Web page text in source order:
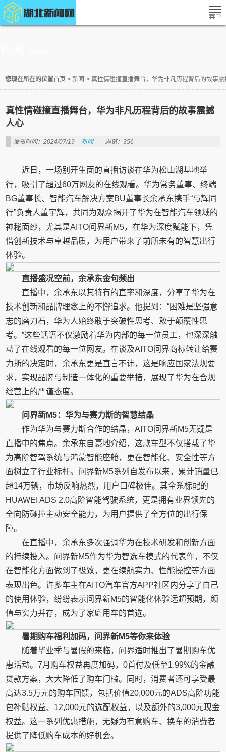
您现在所在的位置首页 > 新闻 > 真性情碰撞直播舞台，华为非凡历程背后的故事
真性情碰撞直播舞台，华为非凡历程背后的故事震撼
人心
发布时间：2024/07/19 新闻 浏览：356
近日，一场别开生面的直播访谈在华为松山湖基地举
行，吸引了超过60万网友的在线观看。华为常务董事、终端
BG董事长、智能汽车解决方案BU董事长余承东携手“与辉同
行”负责人董宇辉，共同为观众揭开了华为在智能汽车领域的
神秘面纱，尤其是AITO问界新M5，在华为深度赋能下，凭
借创新技术与卓越品质，为用户带来了前所未有的智慧出行
体验。
直播盛况空前，余承东金句频出
直播中，余承东以其特有的直率和深度，分享了华为在
技术创新和品牌理念上的不懈追求。他提到：“困难是坚强意
志的磨刀石，华为人始终敢于突破性思考、敢于颠覆性思
考。”这些话语不仅激励着华为内部的每一位员工，也深深触
动了在线观看的每一位网友。在谈及AITO问界商标转让给赛
力斯的决定时，余承东更是直言不讳，这是响应国家法规要
求，实现品牌与制造一体化的重要举措，展现了华为在合规
经营上的严谨态度。
问界新M5：华为与赛力斯的智慧结晶
作为华为与赛力斯合作的结晶，AITO问界新M5无疑是
直播中的焦点。余承东自豪地介绍，这款车型不仅搭载了华
为高阶智驾系统与鸿蒙智能座舱，更在智能化、安全性等方
面树立了行业标杆。问界新M5系列自发布以来，累计销量已
超14万辆，市场反响热烈，用户口碑极佳。其全系标配的
HUAWEI ADS 2.0高阶智能驾驶系统，更是拥有业界领先的
全向防碰撞主动安全能力，为用户提供了全方位的出行保
障。
在直播中，余承东多次强调华为在技术研发和创新方面
的持续投入。问界新M5作为华为智选车模式的代表作，不仅
在智能化方面做到了极致，更在续航实力、性能操控等方面
表现出色。许多车主在AITO汽车官方APP社区内分享了自己
的使用体验，纷纷表示问界新M5的智能化体验远超预期，颜
值与实力并存，成为了家庭用车的首选。
暑期购车福利加码，问界新M5等你来体验
随着毕业季与暑假的来临，问界适时推出了暑期购车优
惠活动。7月购车权益再度加码，0首付及低至1.99%的金融
贷款方案，大大降低了购车门槛。同时，消费者还可享受最
高达3.5万元的购车回馈，包括价值20,000元的ADS高阶功能
包补贴权益、12,000元的选配权益，以及额外的3,000元现金
权益。这一系列优惠措施，无疑为有意购车、换车的消费者
提供了降低购车成本的好机会。